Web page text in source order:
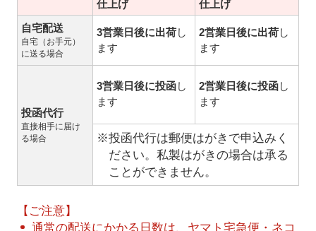
仕上げ
仕上げ
自宅配送
自宅（お手元）
に送る場合
3営業日後に出荷し
ます
2営業日後に出荷し
ます
投函代行
直接相手に届け
る場合
3営業日後に投函し
ます
2営業日後に投函し
ます
※投函代行は郵便はがきで申込みく
ださい。私製はがきの場合は承る
ことができません。
【ご注意】
通常の配送にかかる日数は、ヤマト宅急便・ネコ